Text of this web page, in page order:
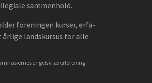
sammenhold.
foreningen kurser, erfa-
årlige landskursus for alle
engelsk lærerforening